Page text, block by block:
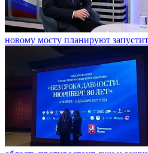
новому мосту планируют